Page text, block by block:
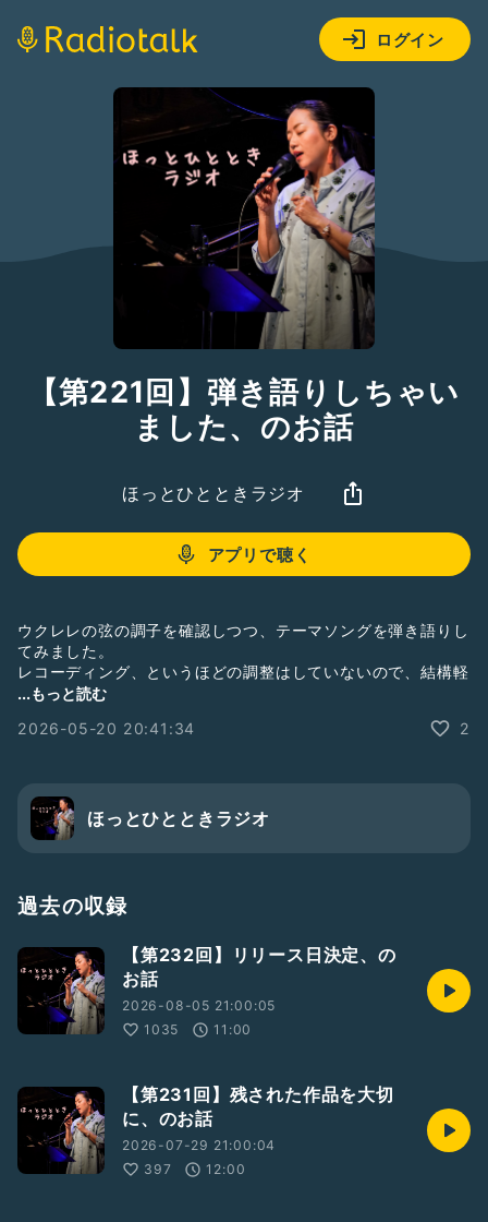
ログイン
【第221回】弾き語りしちゃい
ました、のお話
ほっとひとときラジオ
アプリで聴く
ウクレレの弦の調子を確認しつつ、テーマソングを弾き語りし
てみました。
レコーディング、というほどの調整はしていないので、結構軽
い音がする・・・
やっと落ち着いてきたところです。
ねております。
週末には決めたい…！！
ただけたら嬉しいです。
追浜 Blue Birdにて。
ランチタイムは12:00ごろからです。
ランチタイムの後、13:20ごろからライブスタートです！！
6f3NV32Zzx5hToRbZtzrDo4ViDzBInjLcXUT46aQ/viewfo
rm
迷っている方はお早めにご連絡ください💌✨
...もっと読む
2026-05-20 20:41:34
2
ほっとひとときラジオ
過去の収録
【第232回】リリース日決定、の
お話
2026-08-05 21:00:05
1035
11:00
【第231回】残された作品を大切
に、のお話
2026-07-29 21:00:04
397
12:00